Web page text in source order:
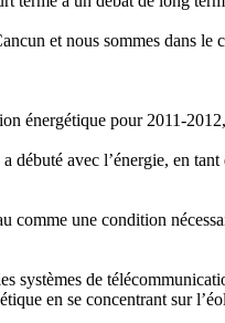
et nous sommes dans
énergétique pour 2011-
débuté avec l’énergie, en
comme une condition
systèmes de
en se concentrant sur